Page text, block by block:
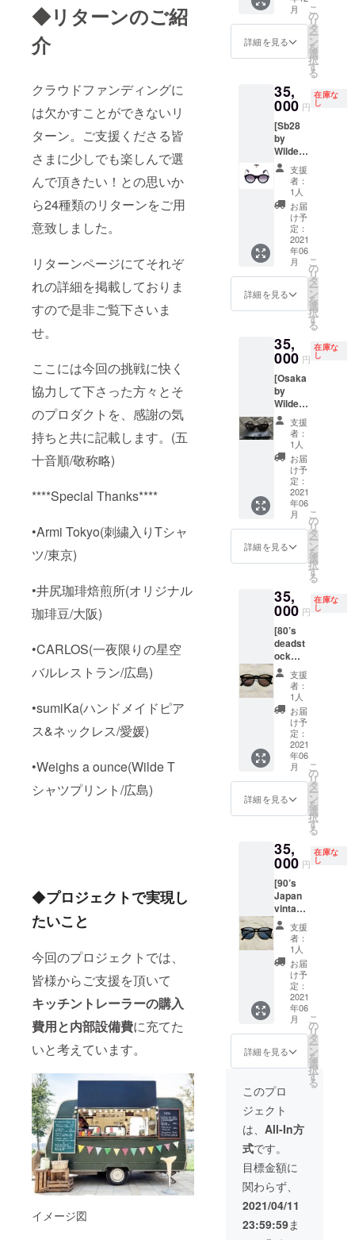
◆リターンのご紹
介
クラウドファンディングに
は欠かすことができないリ
ターン。ご支援くださる皆
さまに少しでも楽しんで選
んで頂きたい！との思いか
ら24種類のリターンをご用
意致しました。
リターンページにてそれぞ
れの詳細を掲載しておりま
すので是非ご覧下さいま
せ。
ここには今回の挑戦に快く
協力して下さった方々とそ
のプロダクトを、感謝の気
持ちと共に記載します。(五
十音順/敬称略)
****Special Thanks****
•Armi Tokyo(刺繍入りTシャ
ツ/東京)
•井尻珈琲焙煎所(オリジナル
珈琲豆/大阪)
•CARLOS(一夜限りの星空
バルレストラン/広島)
•sumiKa(ハンドメイドピア
ス&ネックレス/愛媛)
•Weighs a ounce(Wilde T
シャツプリント/広島)
◆プロジェクトで実現し
たいこと
今回のプロジェクトでは、
皆様からご支援を頂いて
キッチントレーラーの購入
費用と内部設備費に充てた
いと考えています。
イメージ図
戸内大
三島ま
で遊び
に来て
幅:130
mm *レ
高:50m
m *テン
プ
ル:130
mm
ジを回
すとな
んと左
右に長
レーム
型は
シック
なボス
トンタ
イプで
すが、
氏がボ
ストン
の形を
表現す
るとこ
ういう
解釈な
あと納
得す
のデザ
インで
す。眼
鏡フ
レーム
として
使用さ
れても
レンズ
を入れ
られて
サング
ラスに
して頂
雰囲気
のある
ニセッ
クスモ
デル。
こちら
は未使
用(デッ
ドス
トック)
一点物
となり
ます。 •
• フレー
ム幅:
135mm
レンズ
45mm
テンプ
135mm
• • 興味
のある
方、宜
しくお
願い致
しま
す！
ンの
ジョン•
レノン
氏が掛
です。
それだ
普通で
すが、
このサ
ングラ
スの最
大の特
徴は両
サイド
のテン
プルの
中央に
第三、
ンズが
付けら
す。こ
のよう
な構造
をした
アイ
ウェ
アーは
現在も
世界で
探して
みても
存在し
ないの
ではな
か。そ
れを90
ちゃっ
ている
のは流
石で
す。サ
イドレ
ンズに
はブラ
ンドロ
ゴがプ
リント
されて
ありま
す。フ
レーム
はゴー
ルドで
にはラ
イトグ
リーン
が採用
されて
ありま
す。ま
たテン
プルは
耳に吊
りかけ
るよう
になっ
てお
り、こ
ちらも
非常に
珍しい
様式で
す。ユ
ニセッ
クスモ
デル。
こちら
は未使
用(デッ
ドス
トック)
一点物
となり
ます。 •
90’s • •
世界的
に人気
を博し
ジャン
ポール
エのサ
ングラ
スのご
紹介で
す。デ
ザイン
は万能
のラウ
ンド形
で通常
よりも
少し大
サイズ
感が
ン、ス
タイル
に合致
しま
す。フ
レーム
カラー
はゴー
ルドで
すが主
張しす
ぎない
トーン
におさ
り、エ
レガン
漂わせ
ており
ます。
またブ
リッジ
の部分
に三角
形の紋
章が施
されて
おり細
部にも
フラン
スの鬼
才ゴル
のこだ
わりを
作品で
す。
ハッ
ト、帽
子など
のヘッ
ドギ
アーと
も相性
抜群で
一年を
通して
スタイ
リング
をお楽
しみ頂
けま
す。ユ
ニセッ
クスモ
デル。
こちら
は未使
用(デッ
ドス
トック)
一点物
となり
ます。 •
• フレー
ム幅:
しかな
い、あ
なただ
す。 (写
真のデ
は一例
です。
完成形
は届い
てから
のお楽
しみ♪心
を込め
てお作
り致し
ます。)
※※オプ
ション
にて必
望され
るもの
して下
さい!※※
①金具
タイプ :
ピアス
or イヤ
リング
※ピアス
はニッ
ケルフ
リー、
イヤリ
ネジバ
ネタイ
す。 ②
ピアス
(イヤリ
ング)金
具&ネッ
クレス
チェー
ンの色 :
ゴール
ド or シ
ルバー
※ピアス
とネッ
クレス
になり
ます。
※チェー
テンレ
ス素
材、約
38cm、
アジャ
スター
無。 ③
シーグ
ラスの
色 : ホ
ワイト
系 or ブ
ルー系
※ピアス
とネッ
で同じ
カラー
ます。
※シーグ
ラスは
洗浄、
殺菌済
み。 ----
-----------
----- ア
クセサ
リーは
BOXに
お入れ
に載っ
ている
大三島
の観光
載って
いない
隠れス
ポット
を周る
Teppei
Wの
ディー
プ大三
島巡
り。途
中おや
つの時
間を設
けまし
て、自
然の中
をお淹
れ致し
一緒に
大三島
を楽し
みま
しょう♪
*有効期
限:リ
ターン
開始よ
り3年
間。 *1
名様分
のお値
段で
様迄。 *
車付
催希望
日は備
考欄ま
たは
メール
にてご
相談承
りま
す。
(追って
こちら
から
アドレ
スをお
す。) *
時間は
13:00-
19:00と
なりま
す。
月
詳細を見る
こ
の
リ
タ
ー
ン
を
選
択
す
る
35,
000 円
在庫な
し
[Sb28
by
Wilde
sunglas
ses]
“今まで
ありそ
うでな
かった
丸型デ
ザイ
ン”を表
現した
作品。
モデル
写真家
Robert
Adalier
d氏と
WSSの
コラボ
サング
ラス。
素材に
はイタ
リアメ
ツケリ
社のア
セテー
ト生地
を使用
してお
眼鏡職
人によ
ドメイ
ド製造
となっ
ており
ます。
このサ
ングラ
スを掛
けてぜ
ひ瀬戸
内、大
三島迄
遊びに
来て下
140mm
*レンズ
40mm *
テンプ
ル:
140mm
*カラー:
マット
ブラッ
支援
者：
1人
お届
け予
定：
2021
年06
月
詳細を見る
こ
の
リ
タ
ー
ン
を
選
択
す
る
35,
000 円
在庫な
し
[Osaka
by
Wilde
sunglas
ses]
2016年
から
2019年
の三年
間WSS
の拠点
が大阪
にあっ
たこと
からこ
れまし
た。世
界的な
潮流と
して丸
型アイ
ウェ
アーが
主流で
すが、
あえて
その逆
をい
く”スク
エアー
(四
角)”デ
がりな
作りが
なサン
グラス
です。
素材に
はイタ
リアメ
ツケリ
社のア
セテー
ト生地
を使
用。こ
ちらは
眼鏡職
ドメイ
となっ
ており
このサ
ングラ
スを掛
けてぜ
ひ瀬戸
三島迄
支援
者：
1人
お届
け予
定：
2021
年06
月
詳細を見る
こ
の
リ
タ
ー
ン
を
選
択
す
る
35,
000 円
在庫な
し
[80’s
deadst
ock
USA] 今
回のプ
ロジェ
クトの
為にレ
アな
1980年
代製
デッド
ストッ
クサン
グラス
きま
す。 • •
Brand:
Unkno
wn
Color:
black x
white
Conditi
on:
deadst
ock
Made
Americ
a From:
1980’s •
USAフ
のご紹
介で
す。デ
ザイン
はベー
シック
なボス
トン型
タイ
支援
者：
1人
お届
け予
定：
2021
年06
月
詳細を見る
こ
の
リ
タ
ー
ン
を
選
択
す
る
35,
000 円
在庫な
し
[90’s
Japan
vintage
] 今回の
プロ
ジェク
トの為
にレア
な1990
年代製
デッド
ストッ
クサン
グラス
を出さ
きま
す。 • •
Brand:
Sprass
o Color:
brown x
blue
lense
Conditi
on:
deadst
ock
支援
者：
1人
お届
け予
定：
2021
年06
月
詳細を見る
こ
の
リ
タ
ー
ン
を
選
択
す
る
このプロ
ジェクト
は、 All-In方
式です。
目標金額に
関わらず、
2021/04/11
23:59:59ま